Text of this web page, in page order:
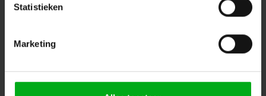
Statistieken
Marketing
Get the latest updates, news and product offers via email